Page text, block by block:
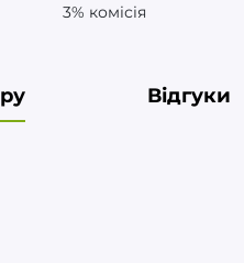
3% комісія
Відгуки